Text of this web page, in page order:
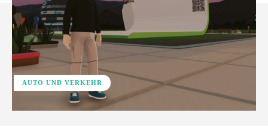
AUTO UND VERKEHR